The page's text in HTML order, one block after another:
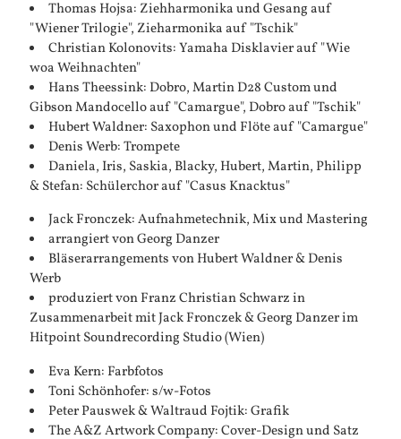
Thomas Hojsa: Ziehharmonika und Gesang auf
"Wiener Trilogie", Zieharmonika auf "Tschik"
Christian Kolonovits: Yamaha Disklavier auf "Wie
woa Weihnachten"
Hans Theessink: Dobro, Martin D28 Custom und
Gibson Mandocello auf "Camargue", Dobro auf "Tschik"
Hubert Waldner: Saxophon und Flöte auf "Camargue"
Denis Werb: Trompete
Daniela, Iris, Saskia, Blacky, Hubert, Martin, Philipp
& Stefan: Schülerchor auf "Casus Knacktus"
Jack Fronczek: Aufnahmetechnik, Mix und Mastering
arrangiert von Georg Danzer
Bläserarrangements von Hubert Waldner & Denis
Werb
produziert von Franz Christian Schwarz in
Zusammenarbeit mit Jack Fronczek & Georg Danzer im
Hitpoint Soundrecording Studio (Wien)
Eva Kern: Farbfotos
Toni Schönhofer: s/w-Fotos
Peter Pauswek & Waltraud Fojtik: Grafik
The A&Z Artwork Company: Cover-Design und Satz